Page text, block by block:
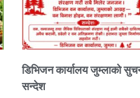
डिभिजन कार्यालय जुम्लाको
सन्देश